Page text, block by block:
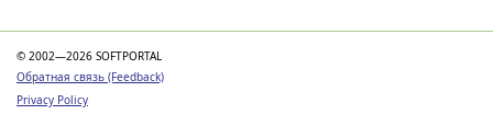
© 2002—2026 SOFTPORTAL
Обратная связь (Feedback)
Privacy Policy